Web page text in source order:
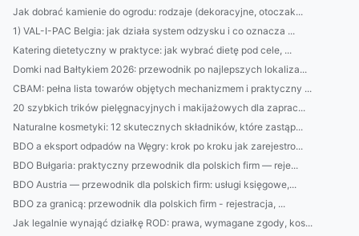
Jak dobrać kamienie do ogrodu: rodzaje (dekoracyjne, otoczak...
1) VAL-I-PAC Belgia: jak działa system odzysku i co oznacza ...
Katering dietetyczny w praktyce: jak wybrać dietę pod cele, ...
Domki nad Bałtykiem 2026: przewodnik po najlepszych lokaliza...
CBAM: pełna lista towarów objętych mechanizmem i praktyczny ...
20 szybkich trików pielęgnacyjnych i makijażowych dla zaprac...
Naturalne kosmetyki: 12 skutecznych składników, które zastąp...
BDO a eksport odpadów na Węgry: krok po kroku jak zarejestro...
BDO Bułgaria: praktyczny przewodnik dla polskich firm — reje...
BDO Austria — przewodnik dla polskich firm: usługi księgowe,...
BDO za granicą: przewodnik dla polskich firm - rejestracja, ...
Jak legalnie wynająć działkę ROD: prawa, wymagane zgody, kos...